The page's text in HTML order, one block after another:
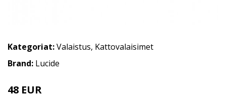
Kategoriat:Valaistus, Kattovalaisimet
Brand: Lucide
48 EUR